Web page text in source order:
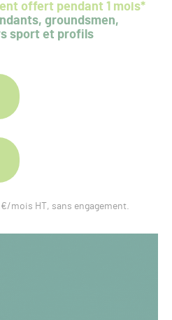
offert pendant 1 mois*
groundsmen,
sport et profils
mois HT, sans engagement.